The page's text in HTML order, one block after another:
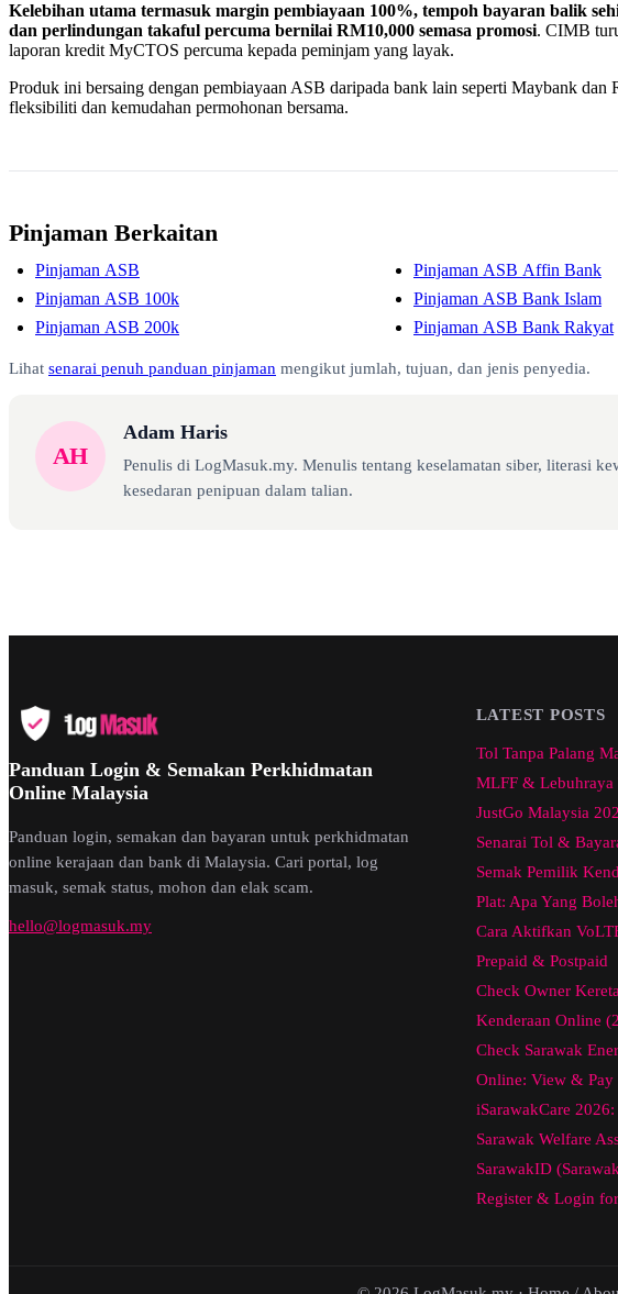
Kelebihan utama termasuk margin pembiayaan 100%, tempoh bayaran balik
dan perlindungan takaful percuma bernilai RM10,000 semasa promosi. CIMB
laporan kredit MyCTOS percuma kepada peminjam yang layak.
Produk ini bersaing dengan pembiayaan ASB daripada bank lain seperti Maybank dan
fleksibiliti dan kemudahan permohonan bersama.
Pinjaman Berkaitan
Pinjaman ASB
Pinjaman ASB 100k
Pinjaman ASB 200k
Pinjaman ASB Affin Bank
Pinjaman ASB Bank Islam
Pinjaman ASB Bank Rakyat
Lihat senarai penuh panduan pinjaman mengikut jumlah, tujuan, dan jenis penyedia.
AH
Adam Haris
Penulis di LogMasuk.my. Menulis tentang keselamatan siber, literasi
kesedaran penipuan dalam talian.
Panduan Login & Semakan Perkhidmatan
Online Malaysia
Panduan login, semakan dan bayaran untuk perkhidmatan
online kerajaan dan bank di Malaysia. Cari portal, log
masuk, semak status, mohon dan elak scam.
hello@logmasuk.my
LATEST POSTS
Tol Tanpa Palang
MLFF & Lebuhraya
JustGo Malaysia
Senarai Tol &
Semak Pemilik
Plat: Apa Yang
Cara Aktifkan
Prepaid & Postpaid
Check Owner
Kenderaan Online
Check Sarawak
Online: View &
iSarawakCare
Sarawak Welfare
SarawakID
Register & Login